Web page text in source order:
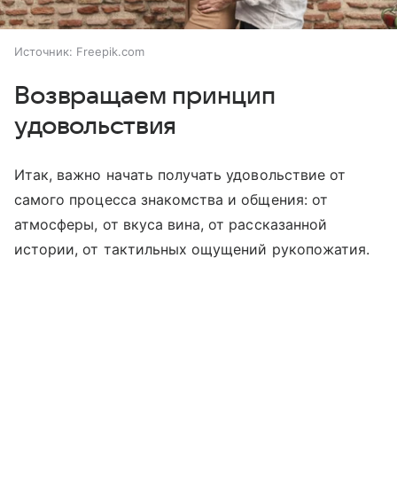
Источник: Freepik.com
Возвращаем принцип
удовольствия
Итак, важно начать получать удовольствие от
самого процесса знакомства и общения: от
атмосферы, от вкуса вина, от рассказанной
истории, от тактильных ощущений рукопожатия.